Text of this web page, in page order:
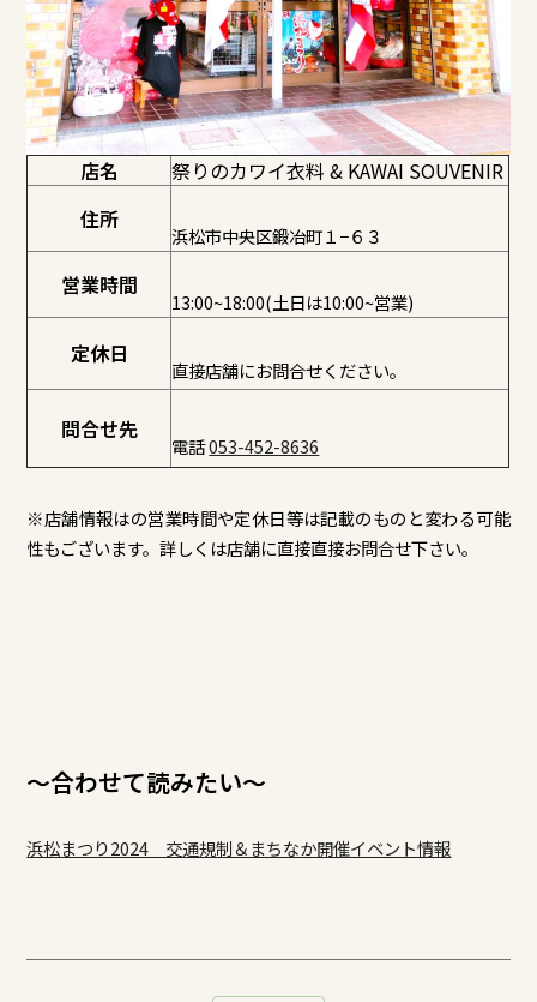
店名
祭りのカワイ衣料 & KAWAI SOUVENIR
住所
浜松市中央区鍛冶町１−６３
営業時間
13:00~18:00(土日は10:00~営業)
定休日
直接店舗にお問合せください。
問合せ先
電話053-452-8636
※店舗情報はの営業時間や定休日等は記載のものと変わる可能
性もございます。詳しくは店舗に直接直接お問合せ下さい。
～合わせて読みたい～
浜松まつり2024 交通規制＆まちなか開催イベント情報